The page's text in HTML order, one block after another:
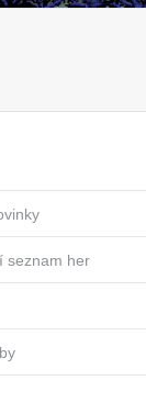
seznam her